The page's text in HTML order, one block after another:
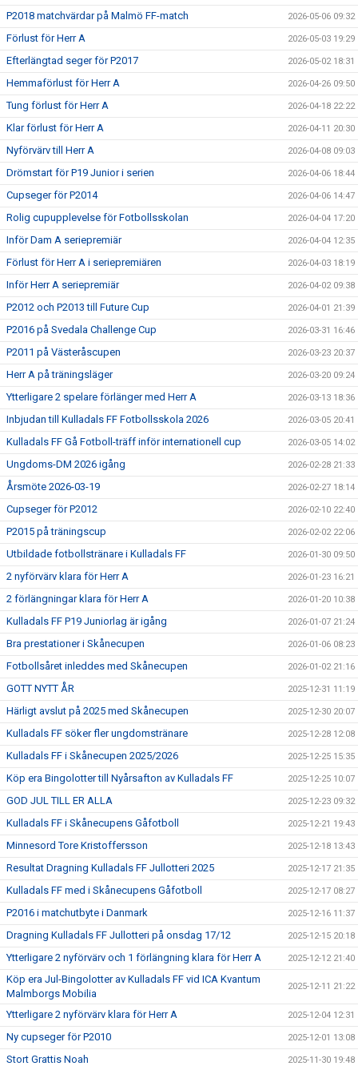
P2018 matchvärdar på Malmö FF-match 2026-05-06 09:32
Förlust för Herr A 2026-05-03 19:29
Efterlängtad seger för P2017 2026-05-02 18:31
Hemmaförlust för Herr A 2026-04-26 09:50
Tung förlust för Herr A 2026-04-18 22:22
Klar förlust för Herr A 2026-04-11 20:30
Nyförvärv till Herr A 2026-04-08 09:03
Drömstart för P19 Junior i serien 2026-04-06 18:44
Cupseger för P2014 2026-04-06 14:47
Rolig cupupplevelse för Fotbollsskolan 2026-04-04 17:20
Inför Dam A seriepremiär 2026-04-04 12:35
Förlust för Herr A i seriepremiären 2026-04-03 18:19
Inför Herr A seriepremiär 2026-04-02 09:38
P2012 och P2013 till Future Cup 2026-04-01 21:39
P2016 på Svedala Challenge Cup 2026-03-31 16:46
P2011 på Västeråscupen 2026-03-23 20:37
Herr A på träningsläger 2026-03-20 09:24
Ytterligare 2 spelare förlänger med Herr A 2026-03-13 18:36
Inbjudan till Kulladals FF Fotbollsskola 2026 2026-03-05 20:41
Kulladals FF Gå Fotboll-träff inför internationell cup 2026-03-05 14:02
Ungdoms-DM 2026 igång 2026-02-28 21:33
Årsmöte 2026-03-19 2026-02-27 18:14
Cupseger för P2012 2026-02-10 22:40
P2015 på träningscup 2026-02-02 22:06
Utbildade fotbollstränare i Kulladals FF 2026-01-30 09:50
2 nyförvärv klara för Herr A 2026-01-23 16:21
2 förlängningar klara för Herr A 2026-01-20 10:38
Kulladals FF P19 Juniorlag är igång 2026-01-07 21:24
Bra prestationer i Skånecupen 2026-01-06 08:23
Fotbollsåret inleddes med Skånecupen 2026-01-02 21:16
GOTT NYTT ÅR 2025-12-31 11:19
Härligt avslut på 2025 med Skånecupen 2025-12-30 20:07
Kulladals FF söker fler ungdomstränare 2025-12-28 12:08
Kulladals FF i Skånecupen 2025/2026 2025-12-25 15:35
Köp era Bingolotter till Nyårsafton av Kulladals FF 2025-12-25 10:07
GOD JUL TILL ER ALLA 2025-12-23 09:32
Kulladals FF i Skånecupens Gåfotboll 2025-12-21 19:43
Minnesord Tore Kristoffersson 2025-12-18 13:43
Resultat Dragning Kulladals FF Jullotteri 2025 2025-12-17 21:35
Kulladals FF med i Skånecupens Gåfotboll 2025-12-17 08:27
P2016 i matchutbyte i Danmark 2025-12-16 11:37
Dragning Kulladals FF Jullotteri på onsdag 17/12 2025-12-15 20:18
Ytterligare 2 nyförvärv och 1 förlängning klara för Herr A 2025-12-12 21:40
Köp era Jul-Bingolotter av Kulladals FF vid ICA Kvantum
Malmborgs Mobilia
2025-12-11 21:22
Ytterligare 2 nyförvärv klara för Herr A 2025-12-04 12:31
Ny cupseger för P2010 2025-12-01 13:08
Stort Grattis Noah 2025-11-30 19:48